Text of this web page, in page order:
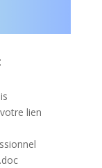
lien